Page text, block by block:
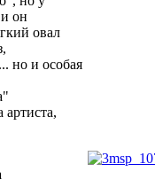
он
овал
но и особая